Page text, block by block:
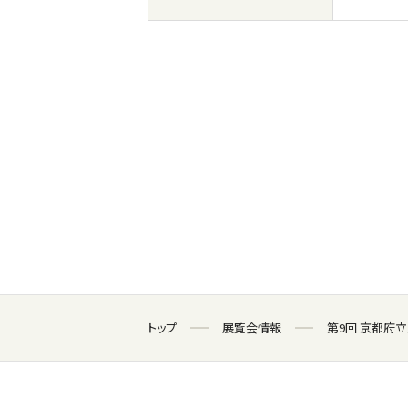
トップ 展覧会情報 第9回 京都府